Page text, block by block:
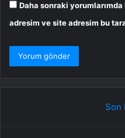
Daha sonraki
adresim ve site adresim bu
Son